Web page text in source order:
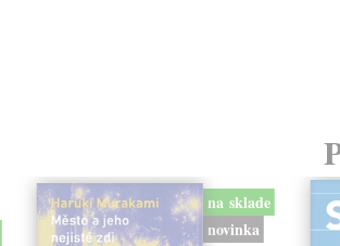
na sklade
novinka